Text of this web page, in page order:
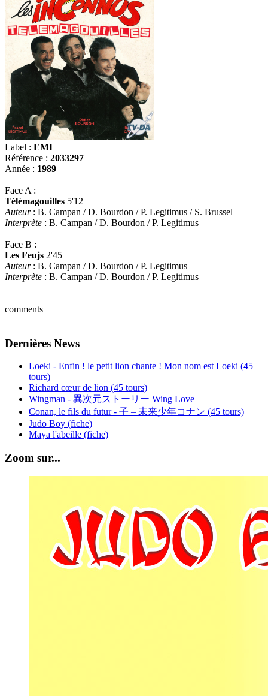
Label : EMI
Référence : 2033297
Année : 1989
Face A :
Télémagouilles 5'12
Auteur: B. Campan / D. Bourdon / P. Legitimus / S. Brussel
Interprète : B. Campan / D. Bourdon / P. Legitimus
Face B :
Les Feujs 2'45
Auteur: B. Campan / D. Bourdon / P. Legitimus
Interprète : B. Campan / D. Bourdon / P. Legitimus
comments
Dernières News
Loeki - Enfin ! le petit lion chante ! Mon nom est Loeki (45
tours)
Richard cœur de lion (45 tours)
Wingman - 異次元ストーリー Wing Love
Conan, le fils du futur - 子 – 未来少年コナン (45 tours)
Judo Boy (fiche)
Maya l'abeille (fiche)
Zoom sur...